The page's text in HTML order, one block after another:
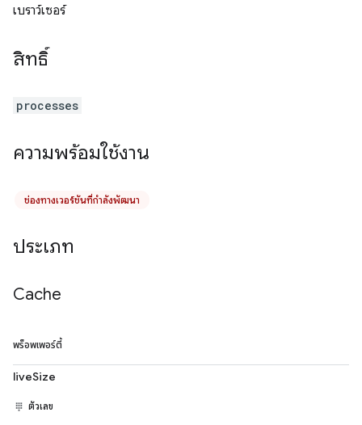
เบราว์เซอร์
สิทธิ์
processes
ความพร้อมใช้งาน
ช่องทางเวอร์ชันที่กำลังพัฒนา
ประเภท
Cache
พร็อพเพอร์ตี้
liveSize
ตัวเลข